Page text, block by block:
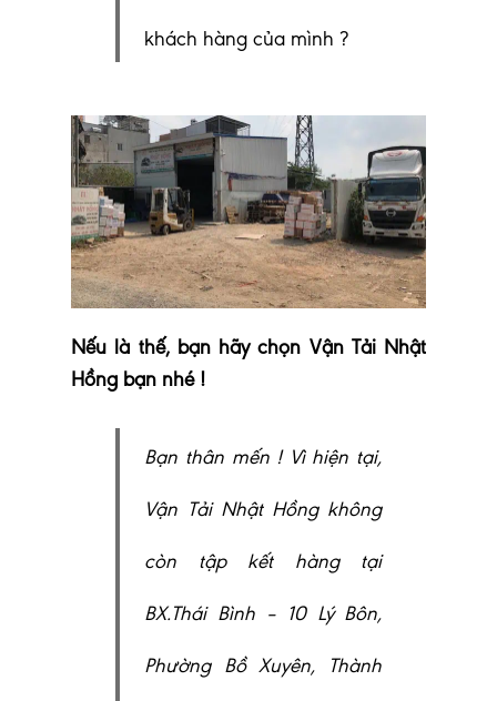
khách hàng của mình ?
Nếu là thế, bạn hãy chọn Vận Tải Nhật
Hồng bạn nhé !
Bạn thân mến ! Vì hiện tại,
Vận Tải Nhật Hồng không
còn tập kết hàng tại
BX.Thái Bình – 10 Lý Bôn,
Phường Bồ Xuyên, Thành